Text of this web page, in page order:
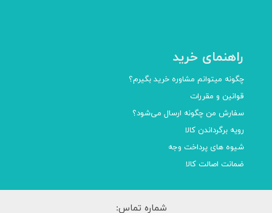
راهنمای خرید
چگونه میتوانم مشاوره خرید بگیرم؟
قوانین و مقررات
سفارش من چگونه ارسال می‌شود؟
رویه برگرداندن کالا
شیوه های پرداخت وجه
ضمانت اصالت کالا
شماره تماس: